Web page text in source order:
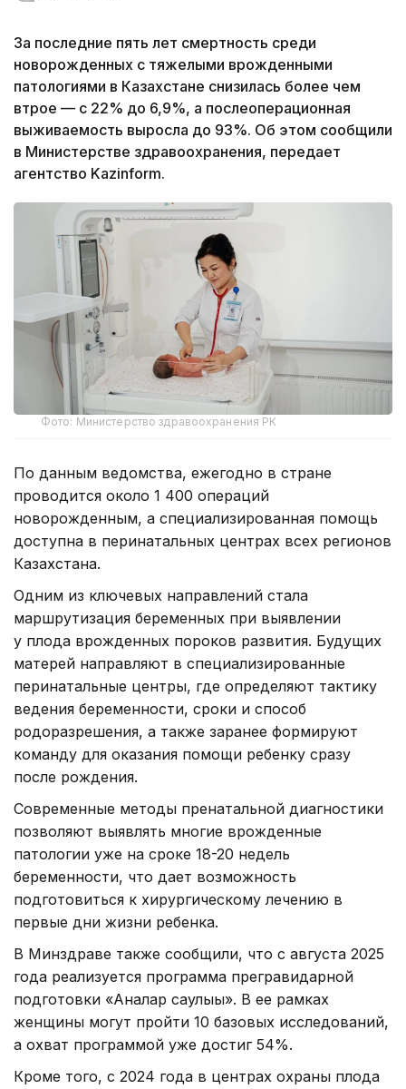
За последние пять лет смертность среди
новорожденных с тяжелыми врожденными
патологиями в Казахстане снизилась более чем
втрое — с 22% до 6,9%, а послеоперационная
выживаемость выросла до 93%. Об этом сообщили
в Министерстве здравоохранения, передает
агентство Kazinform.
Фото: Министерство здравоохранения РК
По данным ведомства, ежегодно в стране
проводится около 1 400 операций
новорожденным, а специализированная помощь
доступна в перинатальных центрах всех регионов
Казахстана.
Одним из ключевых направлений стала
маршрутизация беременных при выявлении
у плода врожденных пороков развития. Будущих
матерей направляют в специализированные
перинатальные центры, где определяют тактику
ведения беременности, сроки и способ
родоразрешения, а также заранее формируют
команду для оказания помощи ребенку сразу
после рождения.
Современные методы пренатальной диагностики
позволяют выявлять многие врожденные
патологии уже на сроке 18-20 недель
беременности, что дает возможность
подготовиться к хирургическому лечению в
первые дни жизни ребенка.
В Минздраве также сообщили, что с августа 2025
года реализуется программа прегравидарной
подготовки «Аналар саулығы». В ее рамках
женщины могут пройти 10 базовых исследований,
а охват программой уже достиг 54%.
Кроме того, с 2024 года в центрах охраны плода